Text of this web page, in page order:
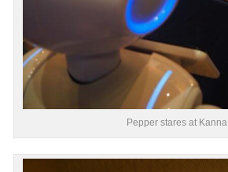
Pepper stares at Kanna